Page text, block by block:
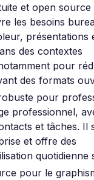
et open source
les besoins
présentations
des contextes
pour
des formats
pour
professionnel,
et tâches. Il
et offre des
quotidienne
pour le